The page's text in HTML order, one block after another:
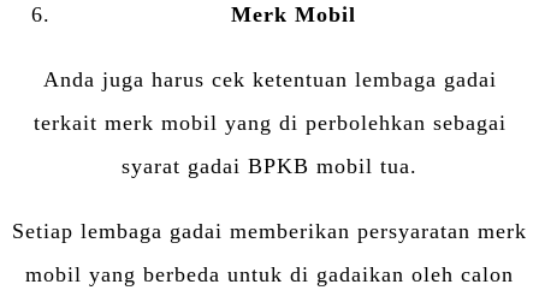
Merk Mobil
Anda juga harus cek ketentuan lembaga gadai
terkait merk mobil yang di perbolehkan sebagai
syarat gadai BPKB mobil tua.
Setiap lembaga gadai memberikan persyaratan merk
mobil yang berbeda untuk di gadaikan oleh calon